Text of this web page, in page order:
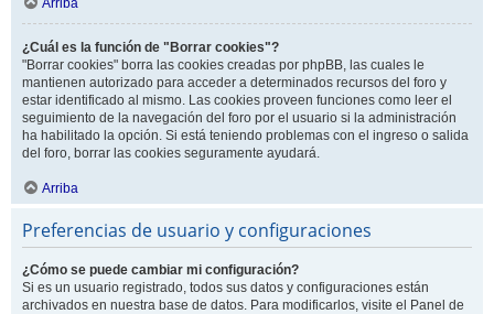
Arriba
¿Cuál es la función de "Borrar cookies"?
"Borrar cookies" borra las cookies creadas por phpBB, las cuales le
mantienen autorizado para acceder a determinados recursos del foro y
estar identificado al mismo. Las cookies proveen funciones como leer el
seguimiento de la navegación del foro por el usuario si la administración
ha habilitado la opción. Si está teniendo problemas con el ingreso o salida
del foro, borrar las cookies seguramente ayudará.
Arriba
Preferencias de usuario y configuraciones
¿Cómo se puede cambiar mi configuración?
Si es un usuario registrado, todos sus datos y configuraciones están
archivados en nuestra base de datos. Para modificarlos, visite el Panel de